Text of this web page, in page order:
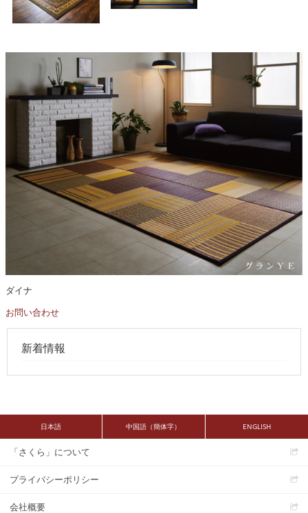
ダイナ
お問い合わせ
新着情報
日本語 中国語（簡体字） ENGLISH
「さくら」について
プライバシーポリシー
会社概要